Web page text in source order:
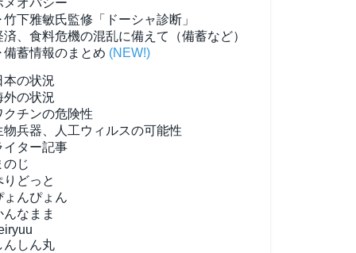
メオパシー
下雅敏氏監修「ドーシャ診断」
済、食料危機の混乱に備えて（備蓄など）
蓄情報のまとめ (NEW!)
本の状況
外の状況
クチンの危険性
物兵器、人工ウィルスの可能性
イター記事
のじ
りどっと
ょんぴょん
んなまま
んしん丸